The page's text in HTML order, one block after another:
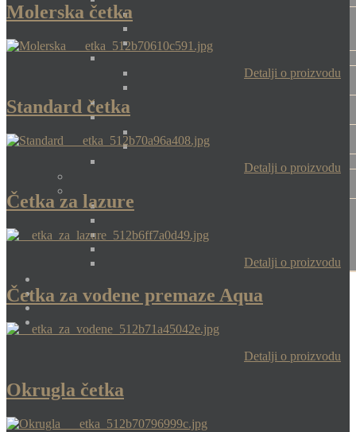
Molerska četka
Detalji o proizvodu
Standard četka
Detalji o proizvodu
Četka za lazure
Detalji o proizvodu
Četka za vodene premaze Aqua
Detalji o proizvodu
Okrugla četka